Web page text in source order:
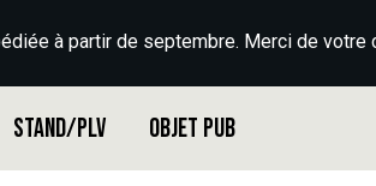
à partir de septembre. Merci de votre
Stand/PLV Objet Pub